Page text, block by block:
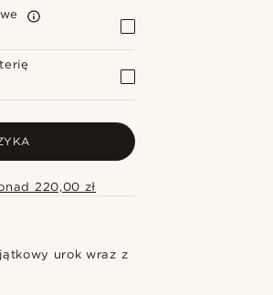
220,00 zł
urok wraz z